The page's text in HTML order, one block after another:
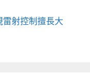
射控制擅長大